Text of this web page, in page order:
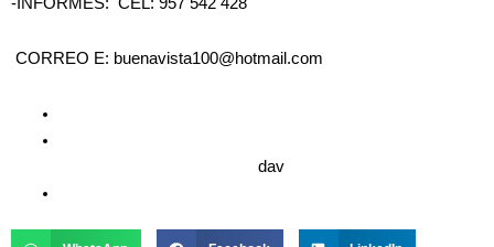
-INFORMES: CEL: 957 542 428
CORREO E: buenavista100@hotmail.com
dav